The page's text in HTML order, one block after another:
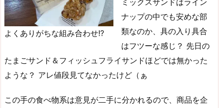
よくありがちな組み合わせ!?
ミックスサンドはライン
ナップの中でも安めな部
類なのか、具の入り具合
はフツーな感じ？ 先日の
たまごサンド＆フィッシュフライサンドほどでは無かった
ような？ アレ値段見てなかったけど（ぁ
この手の食べ物系は意見が二手に分かれるので、商品を企